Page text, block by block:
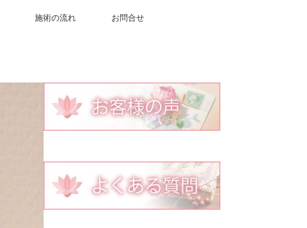
施術の流れ お問合せ